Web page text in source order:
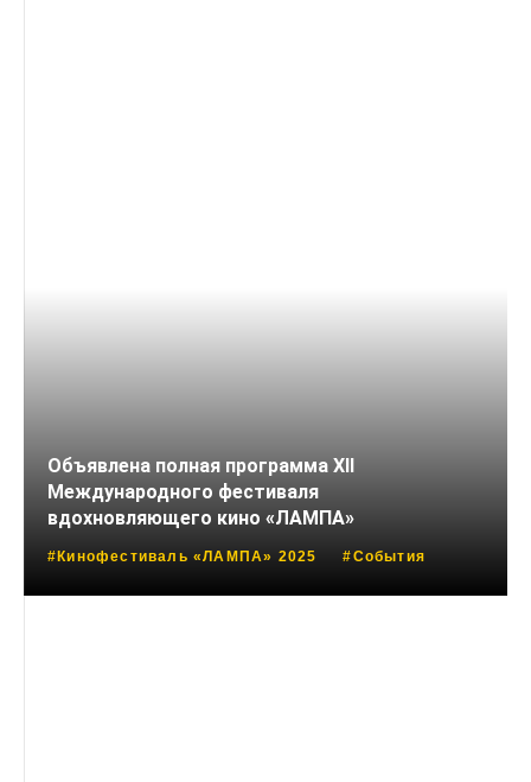
Объявлена полная программа XII
Международного фестиваля
вдохновляющего кино «ЛАМПА»
#Кинофестиваль «ЛАМПА» 2025 #События